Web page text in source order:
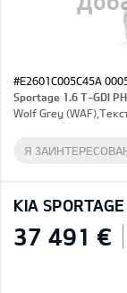
#E2601C005C45A
Sportage 1.6 T-GDI
Wolf Grey
Я
KIA
37 491 €